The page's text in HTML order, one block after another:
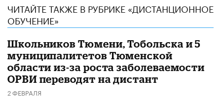
ЧИТАЙТЕ ТАКЖЕ В РУБРИКЕ «ДИСТАНЦИОННОЕ
ОБУЧЕНИЕ»
Школьников Тюмени, Тобольска и 5
муниципалитетов Тюменской
области из-за роста заболеваемости
ОРВИ переводят на дистант
2 ФЕВРАЛЯ